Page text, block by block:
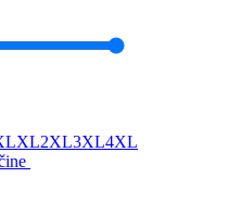
XL2XL3XL4XL